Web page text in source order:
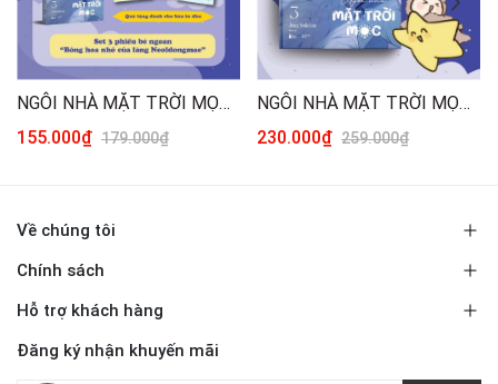
NGÔI NHÀ MẶT TRỜI MỌC – TẬP 3 [BẢN THƯỜNG]
155.000₫ 179.000₫
NGÔI NHÀ MẶT TRỜI MỌC – TẬP 3 [BẢN ĐẶC BIỆT]
230.000₫ 259.000₫
Về chúng tôi
Chính sách
Hỗ trợ khách hàng
Đăng ký nhận khuyến mãi